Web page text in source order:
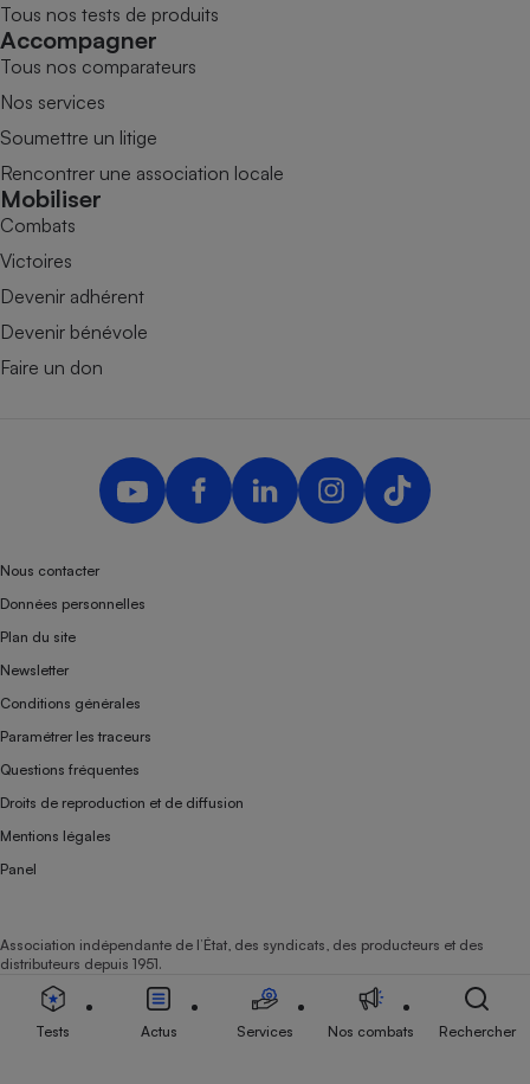
Tous nos tests de produits
Accompagner
Tous nos comparateurs
Nos services
Soumettre un litige
Rencontrer une association locale
Mobiliser
Combats
Victoires
Devenir adhérent
Devenir bénévole
Faire un don
Nous contacter
Données personnelles
Plan du site
Newsletter
Conditions générales
Paramétrer les traceurs
Questions fréquentes
Droits de reproduction et de diffusion
Mentions légales
Panel
Association indépendante de l’État, des syndicats, des producteurs et des
distributeurs depuis 1951.
Tests Actus Services Nos combats Rechercher